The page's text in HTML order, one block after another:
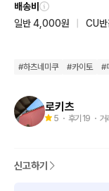
♡ 사진 총 2장입니
♡ 대부분 아소토 가
♡
배송비
일반 4,000원
CU
#하츠네미쿠 #카이토 #
로키츠
5 ・ 후기 19 ・
신고하기